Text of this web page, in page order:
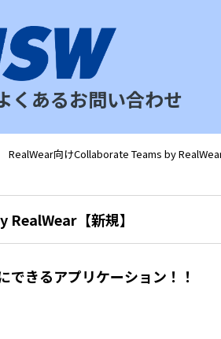
くあるお問い合わせ
RealWear向けCollaborate Teams by
【新規】
きるアプリケーション！！